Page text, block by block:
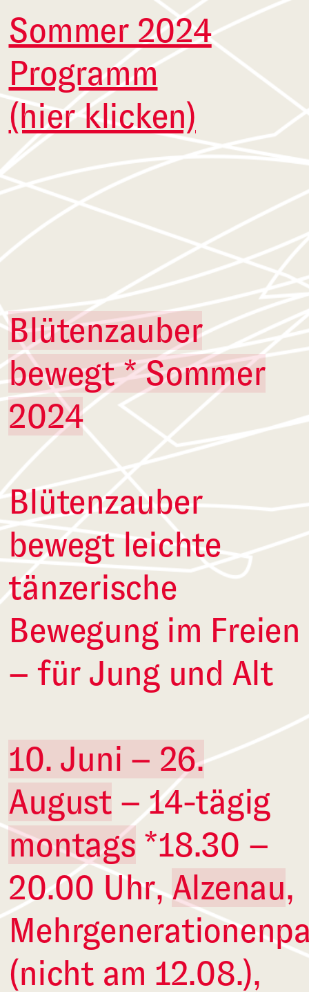
Sommer 2024
Programm
(hier klicken)
Blütenzauber
bewegt * Sommer
2024
Blütenzauber
bewegt leichte
tänzerische
Bewegung im Freien
– für Jung und Alt
10. Juni – 26.
August– 14-tägig
montags *18.30 –
20.00 Uhr,Alzenau,
(nicht am 12.08.),